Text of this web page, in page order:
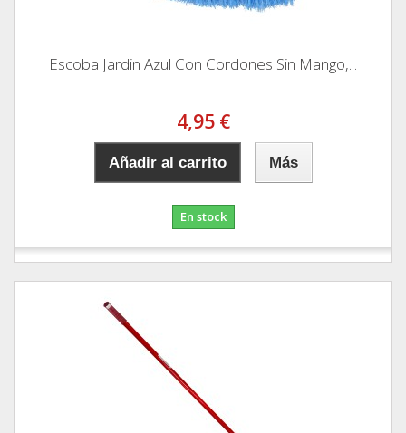
Escoba Jardin Azul Con Cordones Sin Mango,...
4,95 €
Añadir al carrito Más
En stock